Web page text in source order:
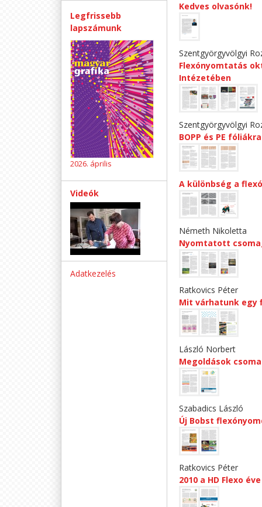
Kedves olvasónk!
Szentgyörgyvölgyi
Flexónyomtatás
Intézetében
Szentgyörgyvölgyi
BOPP és PE
A különbség a
Németh Nikoletta
Nyomtatott
Ratkovics Péter
Mit várhatunk egy
László Norbert
Megoldások
Szabadics László
Új Bobst
Ratkovics Péter
2010 a HD Flexo
Legfrissebb
lapszámunk
2026. április
Videók
Adatkezelés